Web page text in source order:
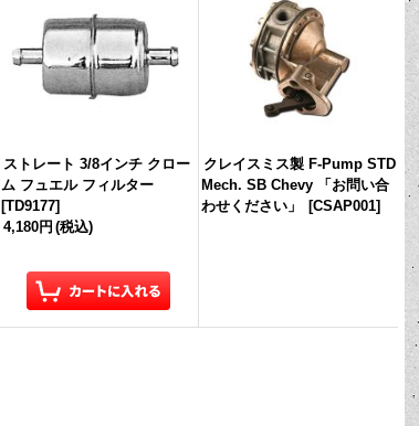
ストレート 3/8インチ クロー
ム フュエル フィルター
[TD9177]
4,180円 (税込)
クレイスミス製 F-Pump STD
Mech. SB Chevy 「お問い合
わせください」
[CSAP001]